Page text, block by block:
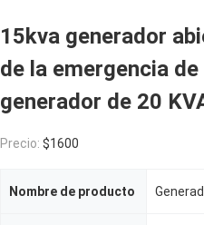
15kva generador
de la emergencia de
generador de 20
Precio: $1600
Nombre de producto